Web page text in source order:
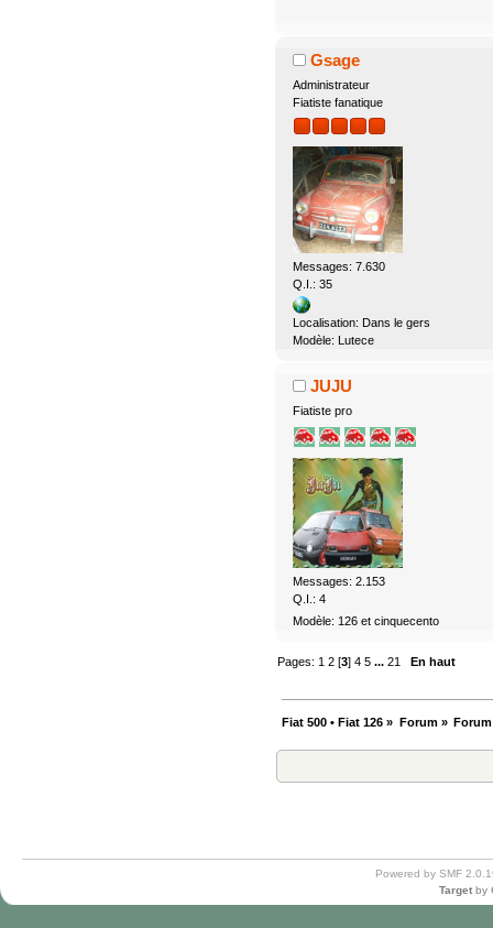
Gsage
Administrateur
Fiatiste fanatique
Messages: 7.630
Q.I.: 35
Localisation: Dans le gers
Modèle: Lutece
JUJU
Fiatiste pro
Messages: 2.153
Q.I.: 4
Modèle: 126 et cinquecento
Pages: 1 2 [3]4 5 ...21 En haut
Fiat 500 • Fiat 126 » Forum»
Powered by SMF
Target by